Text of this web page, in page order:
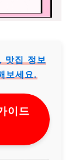
맛집 정보
보세요.
이드